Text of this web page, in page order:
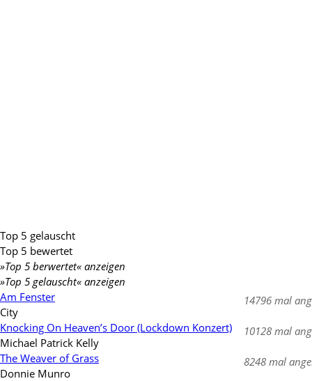
Top 5 gelauscht
Top 5 bewertet
»Top 5 berwertet« anzeigen
»Top 5 gelauscht« anzeigen
Am Fenster
14796 mal
City
Knocking On Heaven’s Door (Lockdown Konzert)
10128 mal
Michael Patrick Kelly
The Weaver of Grass
8248 mal
Donnie Munro